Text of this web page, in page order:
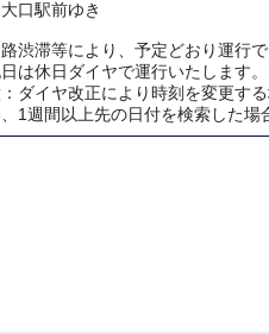
口駅前ゆき
滞等により、予定どおり運行で
休日ダイヤで運行いたします。
ダイヤ改正により時刻を変更す
1週間以上先の日付を検索した場